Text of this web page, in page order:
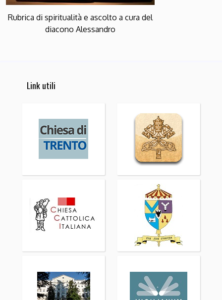
Rubrica di spiritualità e ascolto a cura del
diacono Alessandro
Link utili